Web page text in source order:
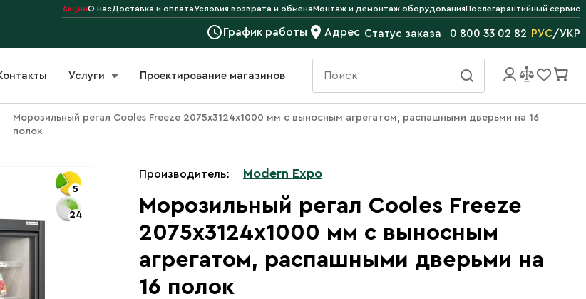
АкцииО насДоставка и оплатаУсловия возврата и обменаМонтаж и демонтаж оборудованияПослегарантийный сервис
График работы Адрес Статус заказа 0 800 33 02 82 РУС/УКР
Услуги Проектирование магазинов
Морозильный регал Cooles Freeze 2075х3124х1000 мм с выносным агрегатом, распашными дверьми на 16
полок
5
24
Производитель: Modern Expo
Морозильный регал Cooles Freeze
2075х3124х1000 мм с выносным
агрегатом, распашными дверьми на
16 полок